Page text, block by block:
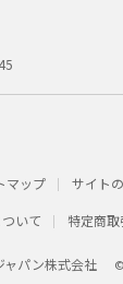
マップ サイト
いて 特定商
ャパン株式会社